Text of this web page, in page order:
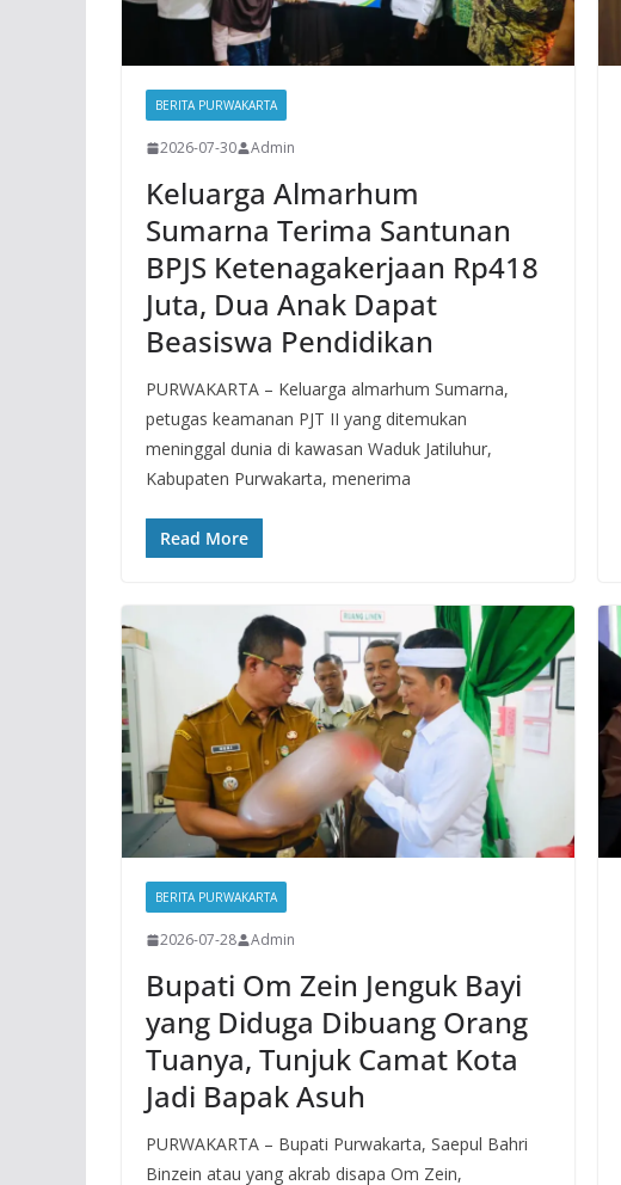
BERITA PURWAKARTA
2026-07-30 Admin
Keluarga Almarhum
Sumarna Terima Santunan
BPJS Ketenagakerjaan Rp418
Juta, Dua Anak Dapat
Beasiswa Pendidikan
PURWAKARTA – Keluarga almarhum Sumarna,
petugas keamanan PJT II yang ditemukan
meninggal dunia di kawasan Waduk Jatiluhur,
Kabupaten Purwakarta, menerima
Read More
BERITA PURWAKARTA
2026-07-28 Admin
Bupati Om Zein Jenguk Bayi
yang Diduga Dibuang Orang
Tuanya, Tunjuk Camat Kota
Jadi Bapak Asuh
PURWAKARTA – Bupati Purwakarta, Saepul Bahri
Binzein atau yang akrab disapa Om Zein,